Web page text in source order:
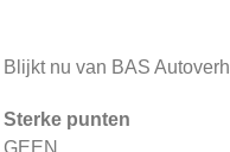
Blijkt nu van BAS
Sterke punten
GEEN